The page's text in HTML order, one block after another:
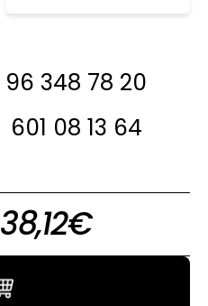
96 348 78 20
601 08 13 64
38,12€